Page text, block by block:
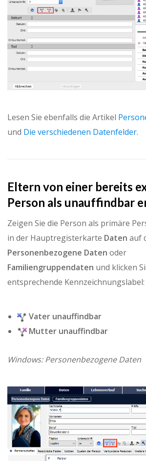
Lesen Sie ebenfalls die Artikel
und Die verschiedenen Datenfelder.
Eltern von einer bereits
Person als unauffindbar
Zeigen Sie die Person als primäre
in der Hauptregisterkarte Daten auf
Personenbezogene Daten oder
Familiengruppendaten und klicken
entsprechende Kennzeichnungslabel:
Vater unauffindbar
Mutter unauffindbar
Windows: Personenbezogene Daten